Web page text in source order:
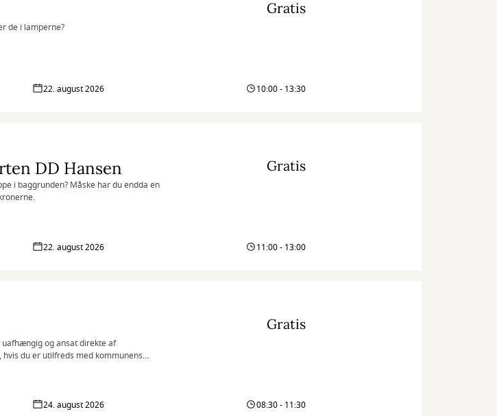
de i lamperne?
Gratis
22. august 2026 10:00 - 13:30
DD Hansen
i baggrunden? Måske har du endda en
Gratis
22. august 2026 11:00 - 13:00
og ansat direkte af
du er utilfreds med kommunens
Gratis
24. august 2026 08:30 - 11:30